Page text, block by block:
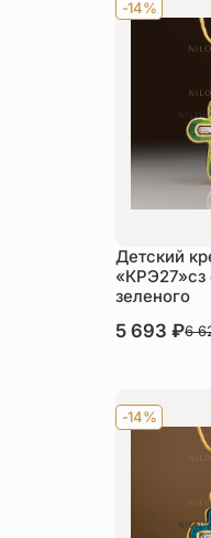
-14%
Детский
«КРЭ27»сз
зеленого
В наличии
5 693₽6
-14%